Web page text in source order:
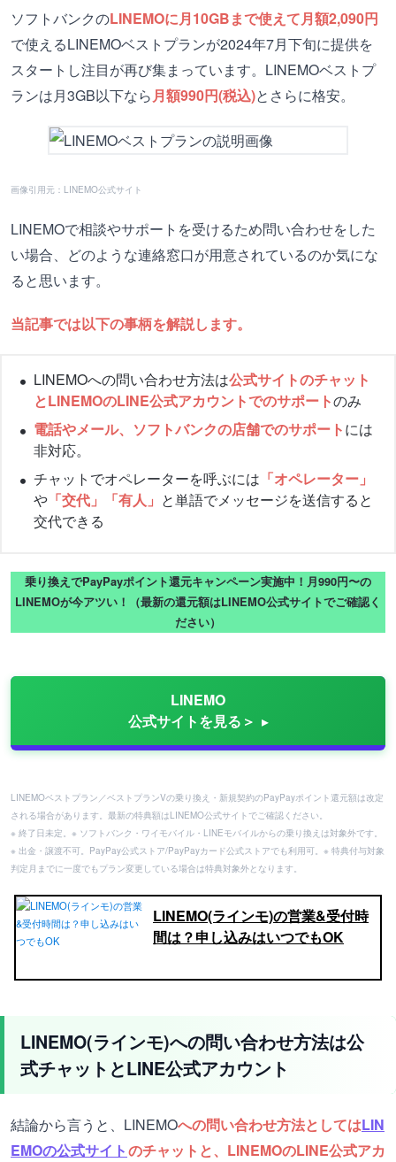
ソフトバンクのLINEMOに月10GBまで使えて月額2,090円
で使えるLINEMOベストプランが2024年7月下旬に提供を
スタートし注目が再び集まっています。LINEMOベストプ
ランは月3GB以下なら月額990円(税込)とさらに格安。
画像引用元：LINEMO公式サイト
LINEMOで相談やサポートを受けるため問い合わせをした
い場合、どのような連絡窓口が用意されているのか気にな
ると思います。
当記事では以下の事柄を解説します。
LINEMOへの問い合わせ方法は公式サイトのチャット
とLINEMOのLINE公式アカウントでのサポートのみ
電話やメール、ソフトバンクの店舗でのサポートには
非対応。
チャットでオペレーターを呼ぶには 「オペレーター」
や 「交代」「有人」 と単語でメッセージを送信すると
交代できる
乗り換えでPayPayポイント還元キャンペーン実施中！月990円〜の
LINEMOが今アツい！（最新の還元額はLINEMO公式サイトでご確認く
ださい）
LINEMO
公式サイトを見る＞
LINEMOベストプラン／ベストプランVの乗り換え・新規契約のPayPayポイント還元額は改定
される場合があります。最新の特典額はLINEMO公式サイトでご確認ください。
※ 終了日未定。※ ソフトバンク・ワイモバイル・LINEモバイルからの乗り換えは対象外です。
※ 出金・譲渡不可。PayPay公式ストア/PayPayカード公式ストアでも利用可。※ 特典付与対象
判定月までに一度でもプラン変更している場合は特典対象外となります。
LINEMO(ラインモ)の営業&受付時
間は？申し込みはいつでもOK
LINEMO(ラインモ)への問い合わせ方法は公
式チャットとLINE公式アカウント
結論から言うと、LINEMOへの問い合わせ方法としてはLIN
EMOの公式サイトのチャットと、LINEMOのLINE公式アカ